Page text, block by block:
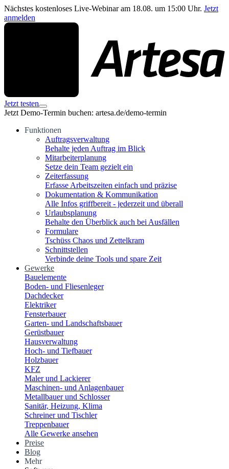
Nächstes kostenloses Live-Webinar am 18.08. um 15:00 Uhr. Jetzt
anmelden
Jetzt testen
Jetzt Demo-Termin buchen: artesa.de/demo-termin
Funktionen
Auftragsverwaltung
Behalte jeden Auftrag im Blick
Mitarbeiterplanung
Setze dein Team gezielt ein
Zeiterfassung
Erfasse Arbeitszeiten einfach und präzise
Dokumentation & Kommunikation
Alle Infos griffbereit - jederzeit und überall
Urlaubsplanung
Behalte den Überblick auch bei Ausfällen
Formulare
Tschüss Chaos und Zettelkram
Schnittstellen
Verbinde deine Tools und spare Zeit
Gewerke
Bauelemente
Boden- und Fliesenleger
Dachdecker
Elektriker
Fensterbauer
Garten- und Landschaftsbauer
Gerüstbauer
Hausverwaltung
Hoch- und Tiefbauer
Holzbauer
KFZ
Maler und Lackierer
Maschinen- und Anlagenbauer
Metallbauer und Schlosser
Sanitär, Heizung, Klima
Schreiner und Tischler
Treppenbauer
Alle Gewerke ansehen
Preise
Blog
Mehr